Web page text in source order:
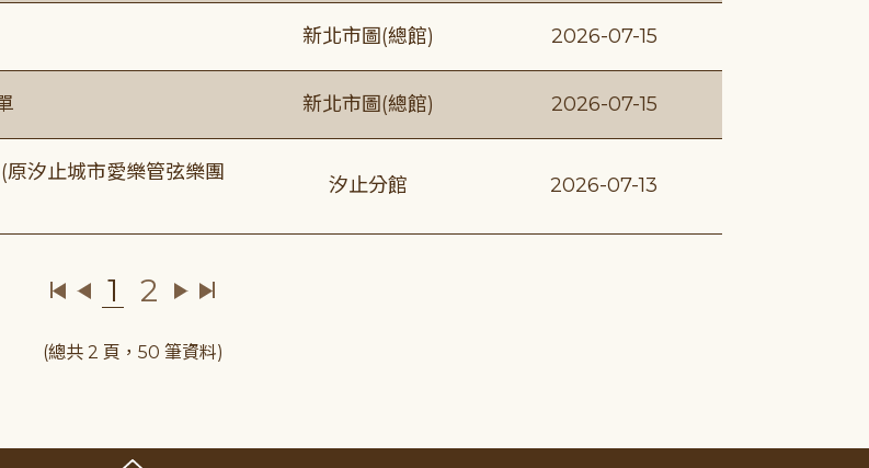
新北市圖(總館) 2026-07-15
新北市圖(總館) 2026-07-15
原汐止城市愛樂管弦樂團
汐止分館 2026-07-13
1 2
(總共 2 頁，50 筆資料)